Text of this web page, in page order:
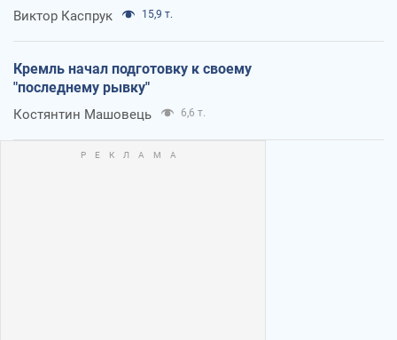
Виктор Каспрук 15,9 т.
Кремль начал подготовку к своему
"последнему рывку"
Костянтин Машовець 6,6 т.